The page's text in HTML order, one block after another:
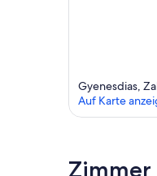
Gyenesdias,
Auf Karte